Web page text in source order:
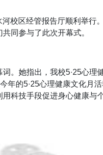
校区经管报告厅顺利举行
同参与了此次开幕式。
。她指出，我校5·25心理
年的5·25心理健康文化月
科技手段促进身心健康与